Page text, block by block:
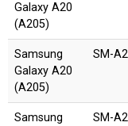
Galaxy A20
(A205)
Samsung
Galaxy A20
(A205)
SM-
Samsung
SM-